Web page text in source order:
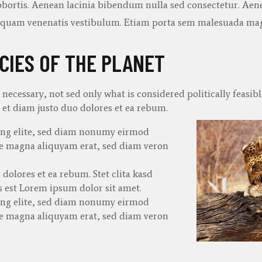
Aenean lacinia bibendum nulla sed consectetur.
venenatis vestibulum. Etiam porta sem malesuada
OF THE PLANET
not sed only what is considered politically
et diam justo duo dolores et ea rebum.
elite, sed diam nonumy eirmod
aliquyam erat, sed diam veron
et ea rebum. Stet clita kasd
est Lorem ipsum dolor sit amet.
elite, sed diam nonumy eirmod
aliquyam erat, sed diam veron